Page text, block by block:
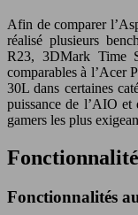
Afin de comparer
réalisé plusieurs
R23, 3DMark Time
comparables à l’Acer
30L dans certaines
puissance de l’AIO et
gamers les plus
Fonctionnalités